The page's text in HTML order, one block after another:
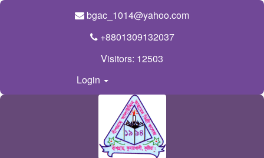
bgac_1014@yahoo.com
+8801309132037
Visitors: 12503
Login